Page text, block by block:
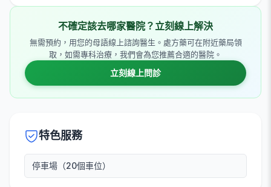
不確定該去哪家醫院？立刻線上解決
無需預約，用您的母語線上諮詢醫生。處方藥可在附近藥局領
取，如需專科治療，我們會為您推薦合適的醫院。
立刻線上問診
特色服務
停車場（20個車位）